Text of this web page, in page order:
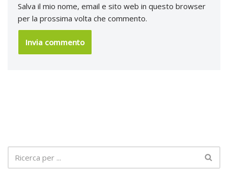
Salva il mio nome, email e sito web in questo browser
per la prossima volta che commento.